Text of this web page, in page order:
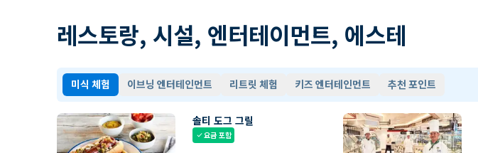
레스토랑, 시설, 엔터테이먼트, 에스테
미식 체험 이브닝 엔터테인먼트 리트릿 체험 키즈 엔터테인먼트 추천 포인트
솔티 도그 그릴
check요금 포함